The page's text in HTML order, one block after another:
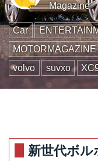
Magazine
Car
MOTORMAGAZINE
volvo
suvxo
新世代ボル